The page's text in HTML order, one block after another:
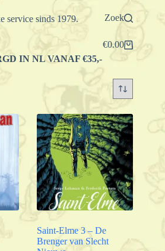
service sinds 1979. Zoek
Winkelwagen
€0.00
IN NL VANAF €35,-
Saint-Elme 3 – De
Brenger van Slecht